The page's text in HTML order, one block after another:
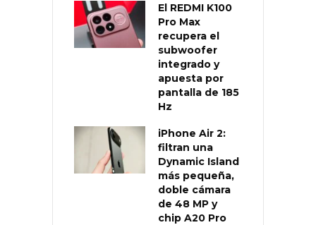
El REDMI K100
Pro Max
recupera el
subwoofer
integrado y
apuesta por
pantalla de 185
Hz
iPhone Air 2:
filtran una
Dynamic Island
más pequeña,
doble cámara
de 48 MP y
chip A20 Pro